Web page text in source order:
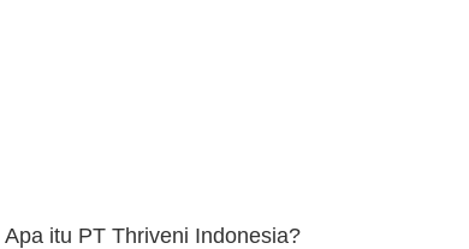
Apa itu PT Thriveni Indonesia?